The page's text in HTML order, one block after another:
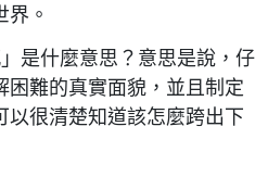
界。
是什麼意思？意思是說，仔
困難的真實面貌，並且制定
以很清楚知道該怎麼跨出下